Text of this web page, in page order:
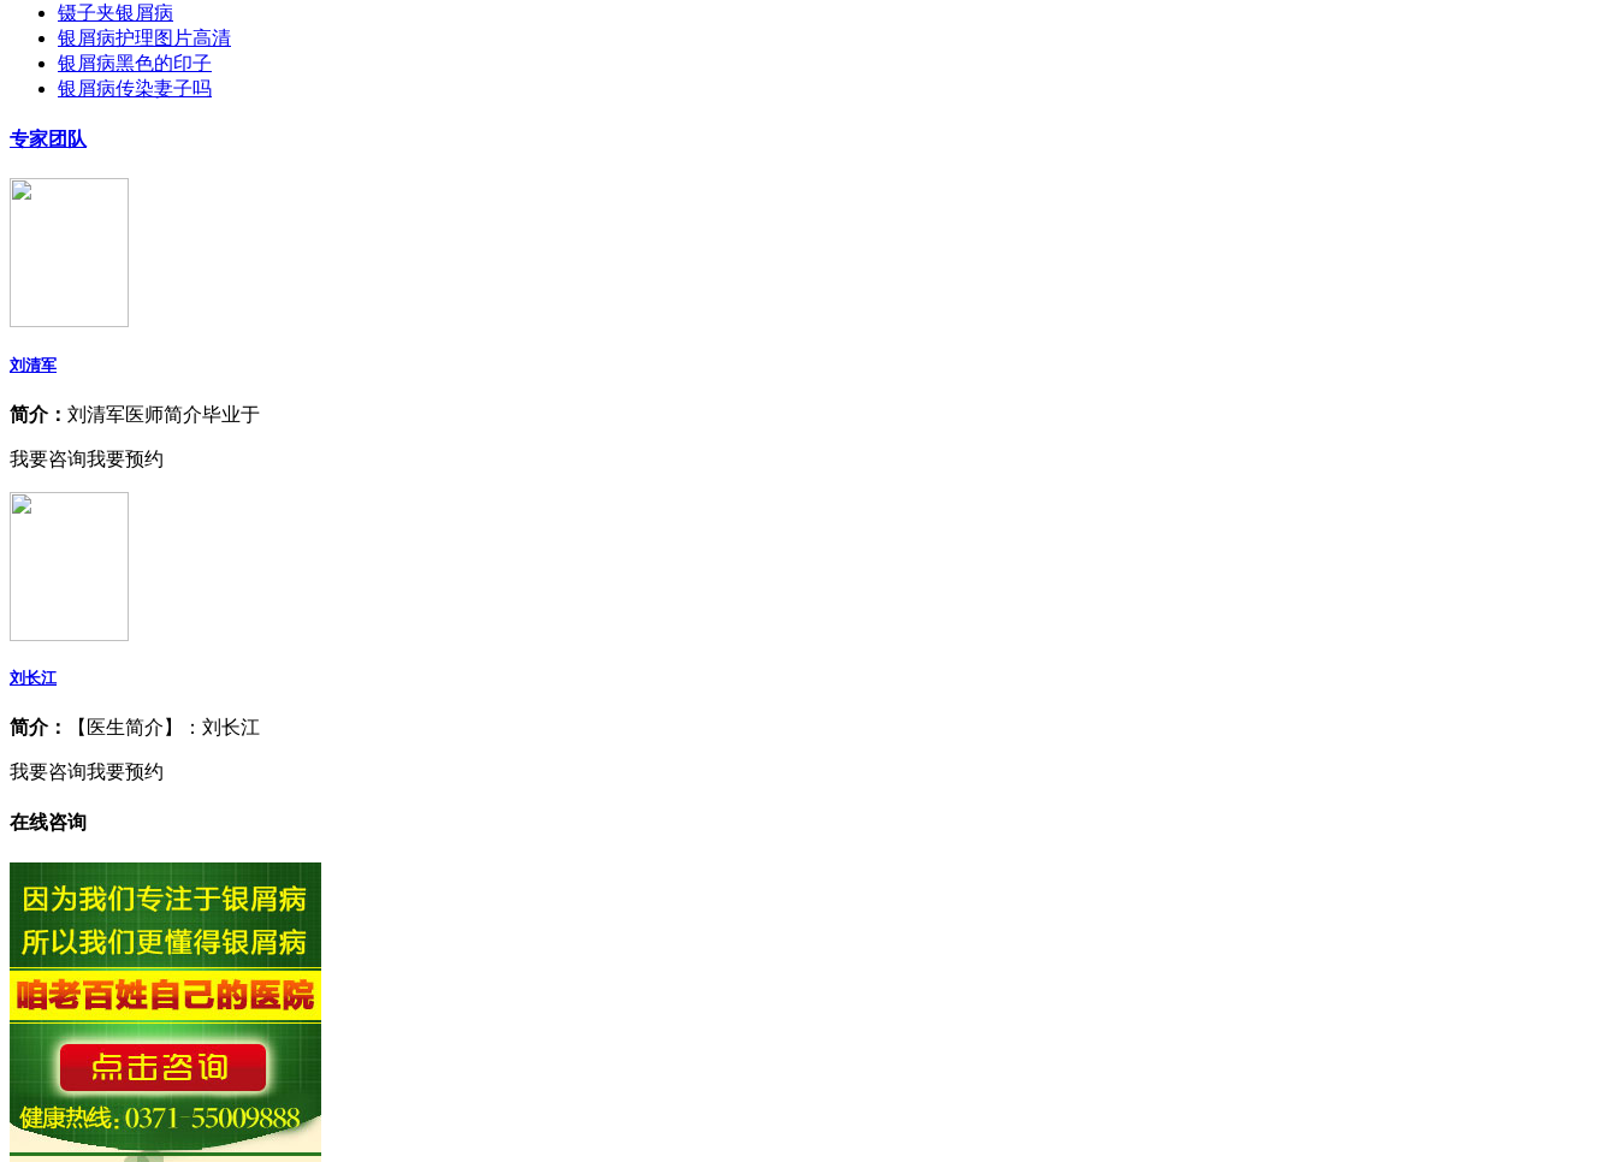
镊子夹银屑病
银屑病护理图片高清
银屑病黑色的印子
银屑病传染妻子吗
专家团队
刘清军
简介： 刘清军医师简介毕业于
我要咨询我要预约
刘长江
简介： 【医生简介】：刘长江
我要咨询我要预约
在线咨询